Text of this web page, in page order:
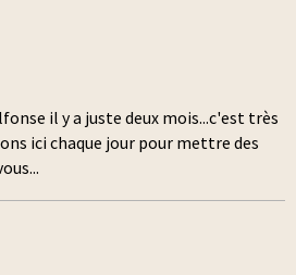
il y a juste deux mois...c'est très
ici chaque jour pour mettre des